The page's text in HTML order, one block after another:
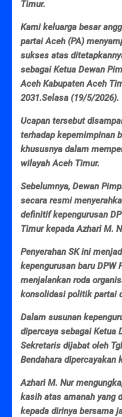
Timur.
Kami keluarga besar
partai Aceh (PA)
sukses atas
sebagai Ketua Dewan
Aceh Kabupaten Aceh
2031.Selasa (19/5/2026).
Ucapan tersebut
terhadap kepemimpinan
khususnya dalam
wilayah Aceh Timur.
Sebelumnya, Dewan
secara resmi
definitif kepengurusan
Timur kepada Azhari M.
Penyerahan SK ini
kepengurusan baru
menjalankan roda
konsolidasi politik partai
Dalam susunan
dipercaya sebagai Ketua
Sekretaris dijabat oleh
Bendahara dipercayakan
Azhari M. Nur
kasih atas amanah yang
kepada dirinya bersama